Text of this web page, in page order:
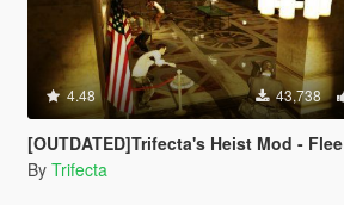
4.48 43,738
[OUTDATED]Trifecta's Heist Mod - Fleeca Update [LUA]
By Trifecta